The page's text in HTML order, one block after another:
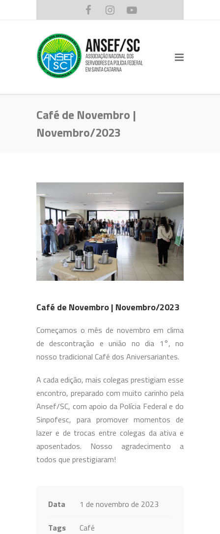
Café de Novembro |
Novembro/2023
Café de Novembro | Novembro/2023
Começamos o mês de novembro em clima
de descontração e união no dia 1°, no
nosso tradicional Café dos Aniversariantes.
A cada edição, mais colegas prestigiam esse
encontro, preparado com muito carinho pela
Ansef/SC, com apoio da Polícia Federal e do
Sinpofesc, para promover momentos de
lazer e de trocas entre colegas da ativa e
aposentados. Nosso agradecimento a
todos que prestigiaram!
Data
1 de novembro de 2023
Tags
Café